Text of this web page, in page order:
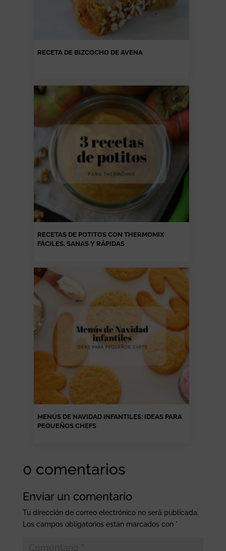
RECETA DE BIZCOCHO DE AVENA
RECETAS DE POTITOS CON THERMOMIX
FÁCILES, SANAS Y RÁPIDAS
MENÚS DE NAVIDAD INFANTILES: IDEAS PARA
PEQUEÑOS CHEFS
0 comentarios
Enviar un comentario
Tu dirección de correo electrónico no será publicada.
Los campos obligatorios están marcados con *